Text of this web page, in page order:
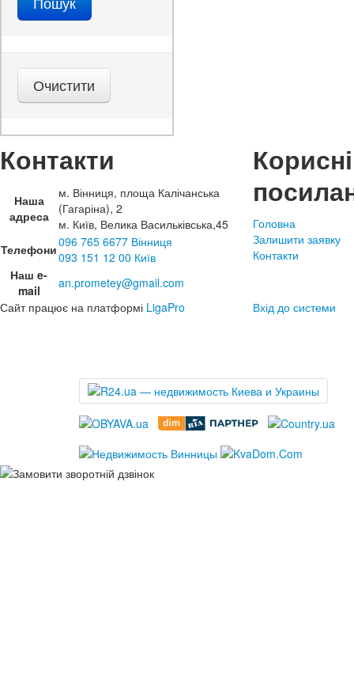
Контакти
Наша
адреса
м. Вінниця, площа Калічанська
(Гагаріна), 2
м. Київ, Велика Васильківська,45
Телефони096 765 6677 Вінниця
093 151 12 00 Київ
Наш e-
mail
an.prometey@gmail.com
Корисні
Головна
Залишити заявку
Контакти
Сайт працює на платформі LigaPro Вхід до системи